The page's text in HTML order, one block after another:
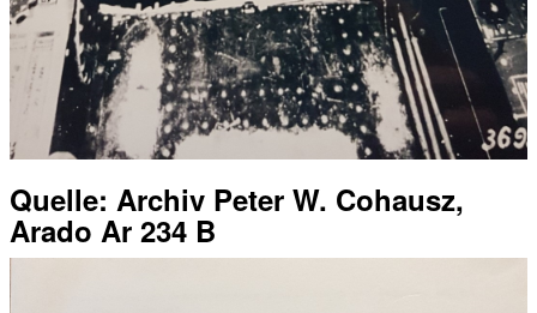
Quelle: Archiv Peter W. Cohausz,
Arado Ar 234 B